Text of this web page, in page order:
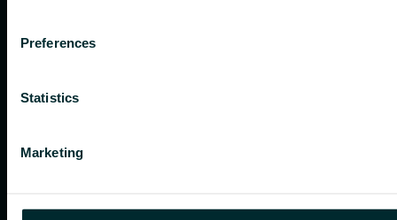
Preferences
Statistics
Marketing